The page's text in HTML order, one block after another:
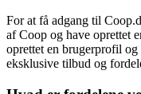
For at få adgang til
af Coop og have oprettet
oprettet en brugerprofil
eksklusive tilbud og